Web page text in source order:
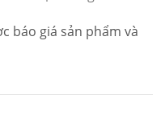
báo giá sản phẩm và